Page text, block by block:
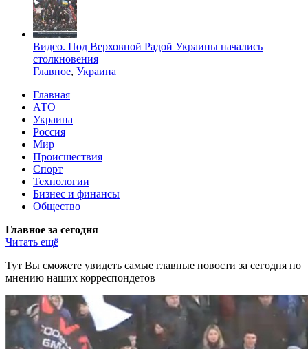
Видео. Под Верховной Радой Украины начались
столкновения
Главное, Украина
Главная
АТО
Украина
Россия
Мир
Происшествия
Спорт
Технологии
Бизнес и финансы
Общество
Главное за сегодня
Читать ещё
Тут Вы сможете увидеть самые главные новости за сегодня по
мнению наших корреспондетов